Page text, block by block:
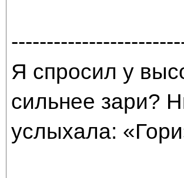
Я спросил у
сильнее зари?
услыхала: